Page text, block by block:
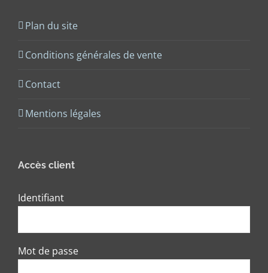
Plan du site
Conditions générales de vente
Contact
Mentions légales
Accès client
Identifiant
Mot de passe